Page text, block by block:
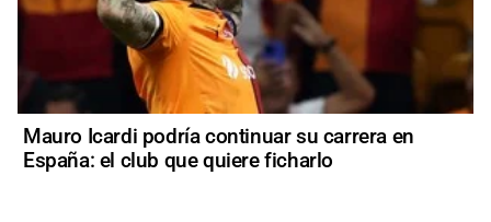
Mauro Icardi podría continuar su carrera en
España: el club que quiere ficharlo